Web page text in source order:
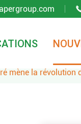
mène la révolution